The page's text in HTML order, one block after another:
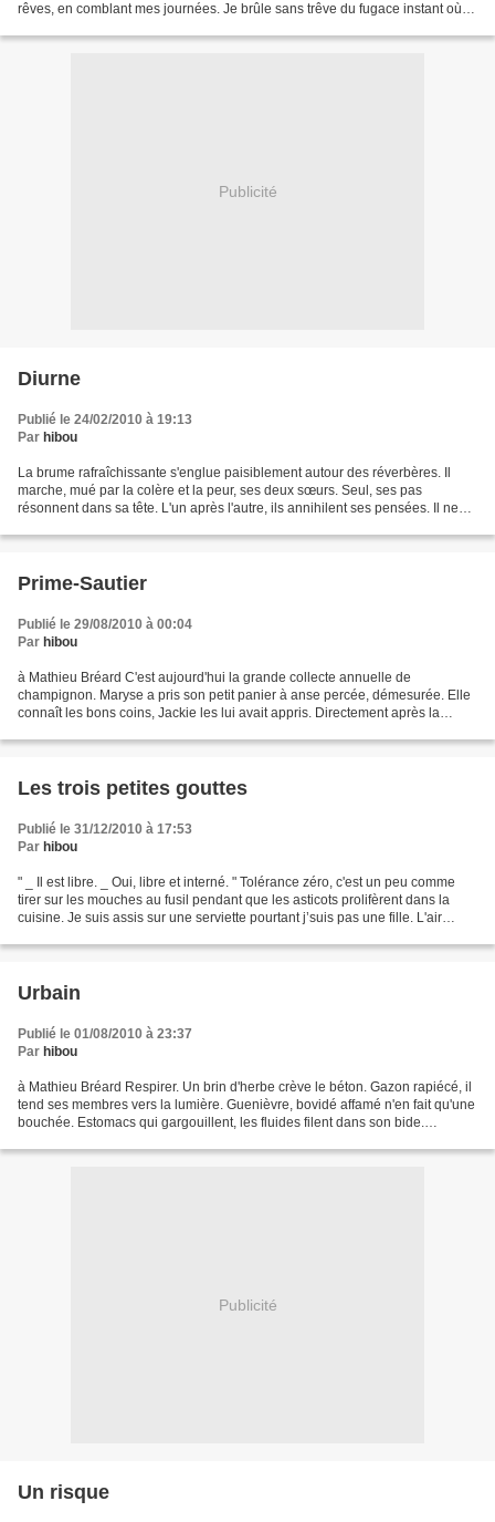
rêves, en comblant mes journées. Je brûle sans trêve du fugace instant où
Publicité
Diurne
Publié le 24/02/2010 à 19:13
Par hibou
La brume rafraîchissante s'englue paisiblement autour des réverbères. Il
marche, mué par la colère et la peur, ses deux sœurs. Seul, ses pas
résonnent dans sa tête. L'un après l'autre, ils annihilent ses pensées. Il ne
Prime-Sautier
Publié le 29/08/2010 à 00:04
Par hibou
à Mathieu Bréard C'est aujourd'hui la grande collecte annuelle de
champignon. Maryse a pris son petit panier à anse percée, démesurée. Elle
connaît les bons coins, Jackie les lui avait appris. Directement après la
Les trois petites gouttes
Publié le 31/12/2010 à 17:53
Par hibou
" _ Il est libre. _ Oui, libre et interné. " Tolérance zéro, c'est un peu comme
tirer sur les mouches au fusil pendant que les asticots prolifèrent dans la
cuisine. Je suis assis sur une serviette pourtant j’suis pas une fille. L'air
Urbain
Publié le 01/08/2010 à 23:37
Par hibou
à Mathieu Bréard Respirer. Un brin d'herbe crève le béton. Gazon rapiécé, il
tend ses membres vers la lumière. Guenièvre, bovidé affamé n'en fait qu'une
bouchée. Estomacs qui gargouillent, les fluides filent dans son bide.
Publicité
Un risque